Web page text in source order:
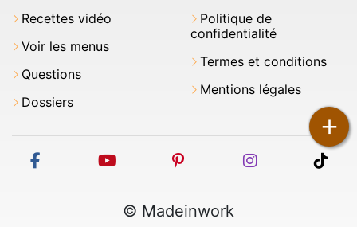
+
Recettes vidéo
Voir les menus
Questions
Dossiers
Politique de
confidentialité
Termes et conditions
Mentions légales
facebook youtube pinterest instagram
© Madeinwork